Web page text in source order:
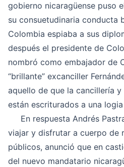
gobierno nicaragüense puso
su consuetudinaria conducta
Colombia espiaba a sus
después el presidente de
nombró como embajador de
“brillante” excanciller
aquello de que la cancillería
están escriturados a una
En respuesta Andrés
viajar y disfrutar a cuerpo de
públicos, anunció que en
del nuevo mandatario